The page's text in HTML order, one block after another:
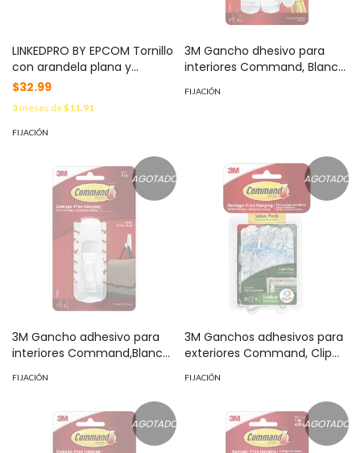
LINKEDPRO BY EPCOM Tornillo
con arandela plana y
arandela elástica para
baterías de 12 V de 18-26 Ah
MOD: T1M51826
$32.99
3meses de$11.91
FIJACIÓN
3M Gancho dhesivo para
interiores Command, Blanco
Mediano Pack 2 piezas MOD:
70006970027
FIJACIÓN
AGOTADO
3M Gancho adhesivo para
interiores Command,Blanco
Grande Pack 1 pieza MOD:
70006970035
FIJACIÓN
AGOTADO
3M Ganchos adhesivos para
exteriores Command, Clip
transparente Pack 32 piezas
MOD: 70006928074
FIJACIÓN
AGOTADO AGOTADO